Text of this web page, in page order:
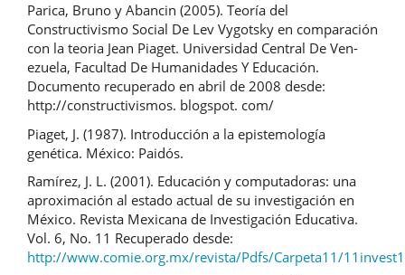
Parica, Bruno y Abancin (2005). Teoría del
Constructivismo Social De Lev Vygotsky en comparación
con la teoria Jean Piaget. Universidad Central De Ven-
ezuela, Facultad De Humanidades Y Educación.
Documento recuperado en abril de 2008 desde:
http://constructivismos. blogspot. com/
Piaget, J. (1987). Introducción a la epistemología
genética. México: Paidós.
Ramírez, J. L. (2001). Educación y computadoras: una
aproximación al estado actual de su investigación en
México. Revista Mexicana de Investigación Educativa.
Vol. 6, No. 11 Recuperado desde:
http://www.comie.org.mx/revista/Pdfs/Carpeta11/